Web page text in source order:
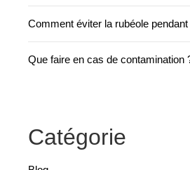
Comment éviter la rubéole
Que faire en cas de contamination
Catégorie